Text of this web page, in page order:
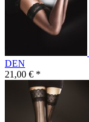
DEN
21,00 € *